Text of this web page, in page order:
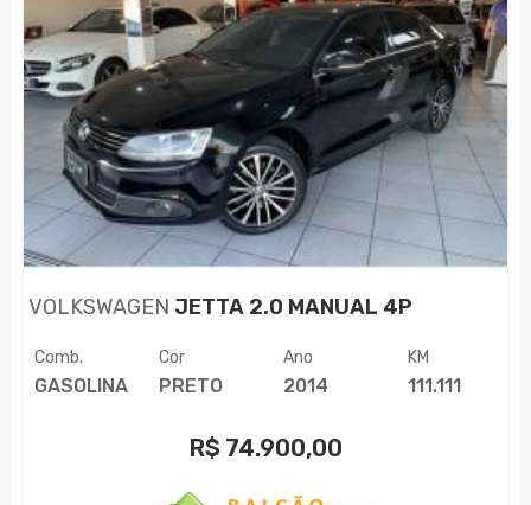
VOLKSWAGEN JETTA 2.0 MANUAL 4P
Comb.
GASOLINA
Cor
PRETO
Ano
2014
KM
111.111
R$ 74.900,00